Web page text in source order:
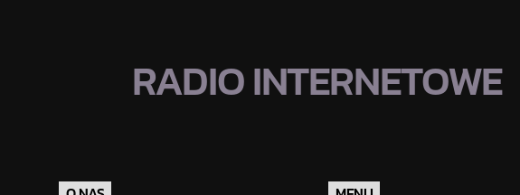
RADIO INTERNETOWE